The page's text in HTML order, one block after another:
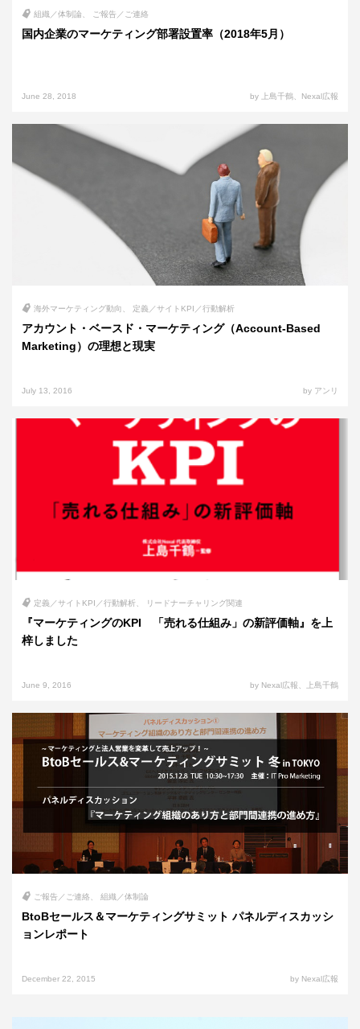
組織／体制論 ご報告／ご連絡
国内企業のマーケティング部署設置率（2018年5月）
June 28, 2018 by 上島千鶴、Nexal広報
海外マーケティング動向 定義／サイトKPI／行動解析
アカウント・ベースド・マーケティング（Account-Based
Marketing）の理想と現実
July 13, 2016 by アンリ
定義／サイトKPI／行動解析 リードナーチャリング関連
『マーケティングのKPI 「売れる仕組み」の新評価軸』を上
梓しました
June 9, 2016 by Nexal広報、上島千鶴
ご報告／ご連絡 組織／体制論
BtoBセールス＆マーケティングサミット パネルディスカッシ
ョンレポート
December 22, 2015 by Nexal広報